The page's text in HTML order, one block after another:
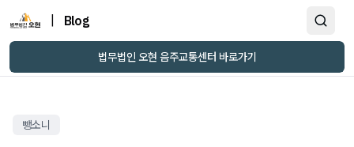
Blog
법무법인 오현 음주교통센터 바로가기
뺑소니